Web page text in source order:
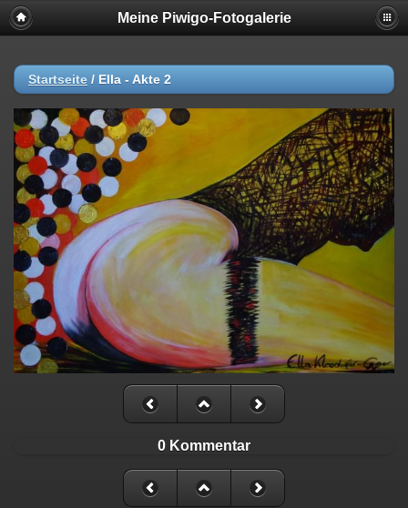
Meine Piwigo-Fotogalerie
Startseite / Ella - Akte 2
0 Kommentar